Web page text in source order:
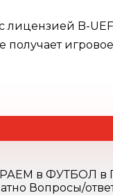
лицензией B-
получает
в ФУТБОЛ в
Вопросы/